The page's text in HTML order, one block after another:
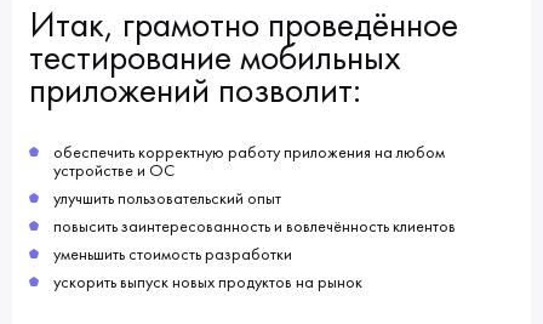
Итак, грамотно проведённое
тестирование мобильных
приложений позволит:
обеспечить корректную работу приложения на любом
устройстве и ОС
улучшить пользовательский опыт
повысить заинтересованность и вовлечённость клиентов
уменьшить стоимость разработки
ускорить выпуск новых продуктов на рынок